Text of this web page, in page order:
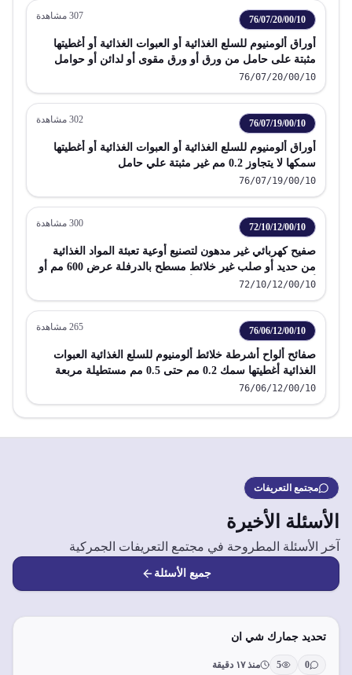
76/07/20/00/10
307 مشاهدة
أوراق ألومنيوم للسلع الغذائية أو العبوات الغذائية أو أغطيتها
مثبتة على حامل من ورق أو ورق مقوى أو لدائن أو حوامل
مماثلة لا يتجاوز سمكها 0.2 مم
76/07/20/00/10
76/07/19/00/10
302 مشاهدة
أوراق ألومنيوم للسلع الغذائية أو العبوات الغذائية أو أغطيتها
سمكها لا يتجاوز 0.2 مم غير مثبتة علي حامل
76/07/19/00/10
72/10/12/00/10
300 مشاهدة
صفيح كهربائي غير مدهون لتصنيع أوعية تعبئة المواد الغذائية
من حديد أو صلب غير خلائط مسطح بالدرفلة عرض 600 مم أو
أكثر مطلي بالقصدير سمك أقل من 0.5 مم
72/10/12/00/10
76/06/12/00/10
265 مشاهدة
صفائح ألواح أشرطة خلائط ألومنيوم للسلع الغذائية العبوات
الغذائية أغطيتها سمك 0.2 مم حتى 0.5 مم مستطيلة مربعة
76/06/12/00/10
مجتمع التعريفات
الأسئلة الأخيرة
آخر الأسئلة المطروحة في مجتمع التعريفات الجمركية
جميع الأسئلة
تحديد جمارك شي ان
0
5 منذ ١٧ دقيقة